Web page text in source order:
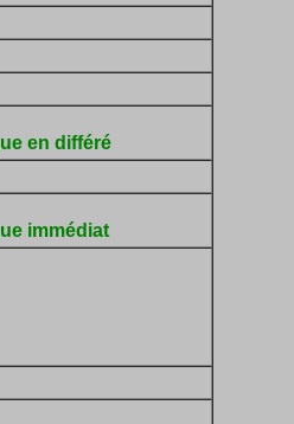
en différé
immédiat